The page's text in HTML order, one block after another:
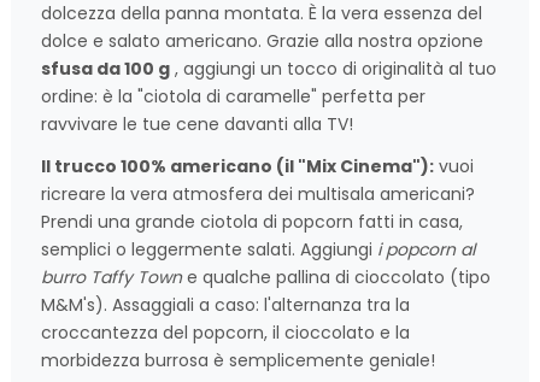
dolcezza della panna montata. È la vera essenza del
dolce e salato americano. Grazie alla nostra opzione
sfusa da 100 g , aggiungi un tocco di originalità al tuo
ordine: è la "ciotola di caramelle" perfetta per
ravvivare le tue cene davanti alla TV!
Il trucco 100% americano (il "Mix Cinema"): vuoi
ricreare la vera atmosfera dei multisala americani?
Prendi una grande ciotola di popcorn fatti in casa,
semplici o leggermente salati. Aggiungi i popcorn al
burro Taffy Towne qualche pallina di cioccolato (tipo
M&M's). Assaggiali a caso: l'alternanza tra la
croccantezza del popcorn, il cioccolato e la
morbidezza burrosa è semplicemente geniale!